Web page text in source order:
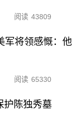
阅读 43809
军将领感慨：他
阅读 65330
护陈独秀墓